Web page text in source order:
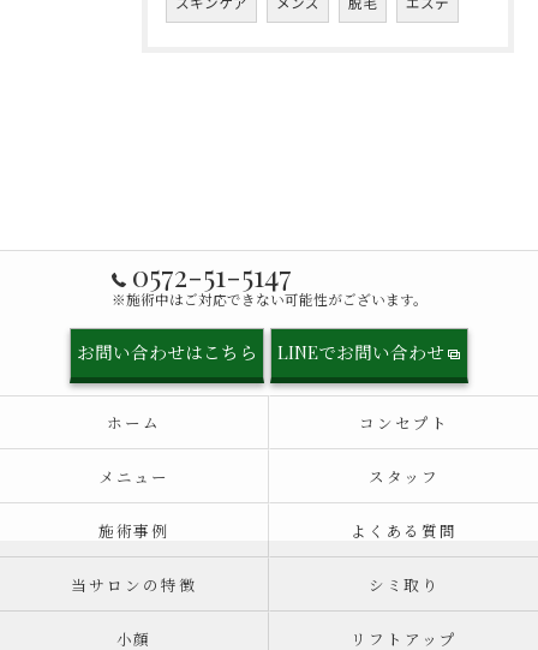
0572-51-5147
※施術中はご対応できない可能性がございます。
お問い合わせはこちら LINEでお問い合わせ
ホーム コンセプト
メニュー スタッフ
施術事例 よくある質問
当サロンの特徴 シミ取り
小顔 リフトアップ